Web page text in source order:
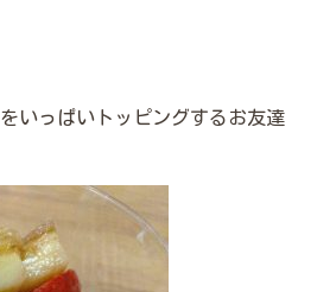
をいっぱいトッピングするお友達